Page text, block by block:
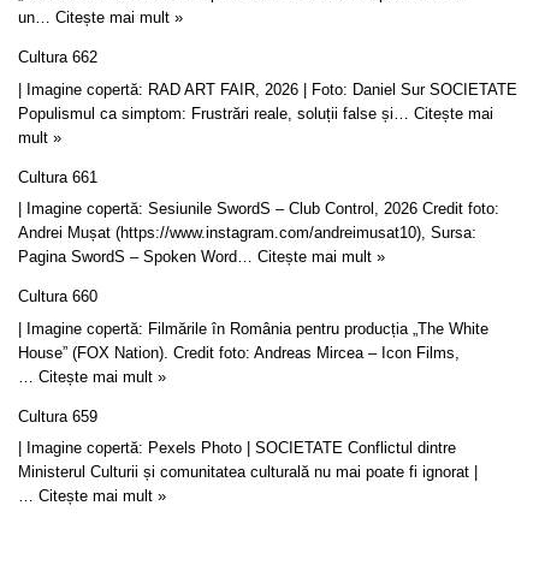
un… Citește mai mult »
Cultura 662
| Imagine copertă: RAD ART FAIR, 2026 | Foto: Daniel Sur SOCIETATE
Populismul ca simptom: Frustrări reale, soluții false și… Citește mai
mult »
Cultura 661
| Imagine copertă: Sesiunile SwordS – Club Control, 2026 Credit foto:
Andrei Mușat (https://www.instagram.com/andreimusat10), Sursa:
Pagina SwordS – Spoken Word… Citește mai mult »
Cultura 660
| Imagine copertă: Filmările în România pentru producția „The White
House” (FOX Nation). Credit foto: Andreas Mircea – Icon Films,
Citește mai mult »
Cultura 659
| Imagine copertă: Pexels Photo | SOCIETATE Conflictul dintre
Ministerul Culturii și comunitatea culturală nu mai poate fi ignorat |
… Citește mai mult »